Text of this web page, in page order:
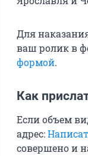
Для
ваш ролик в
формой.
Как
Если объем
адрес:
совершено и